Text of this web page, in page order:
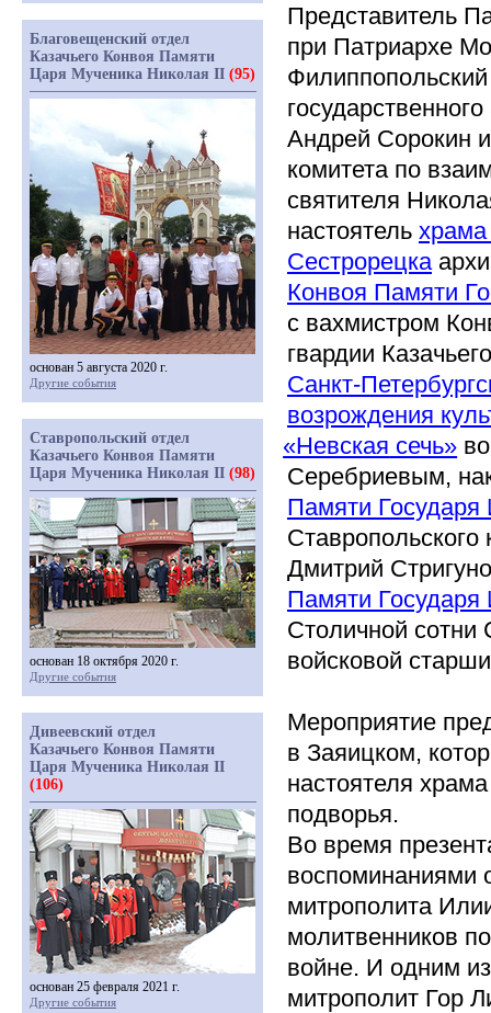
Представитель
при Патриархе
Андрей Сорокин
комитета по
святителя
настоятель
Сестрорецка
Конвоя Памяти
с вахмистром
гвардии
Санкт-
возрождения
«Невская сечь»
Серебриевым,
Памяти
Ставропольского
Дмитрий
Памяти
Столичной сотни
войсковой
Мероприятие
в Заяицком,
настоятеля
подворья.
Во время
воспоминаниями
митрополита
молитвенников
войне. И одним
митрополит Гор
Благовещенский отдел
Казачьего Конвоя Памяти
Царя Мученика Николая II (95)
основан 5 августа 2020 г.
Другие события
Ставропольский отдел
Казачьего Конвоя Памяти
Царя Мученика Николая II (98)
основан 18 октября 2020 г.
Другие события
Дивеевский отдел
Казачьего Конвоя Памяти
Царя Мученика Николая II
(106)
основан 25 февраля 2021 г.
Другие события